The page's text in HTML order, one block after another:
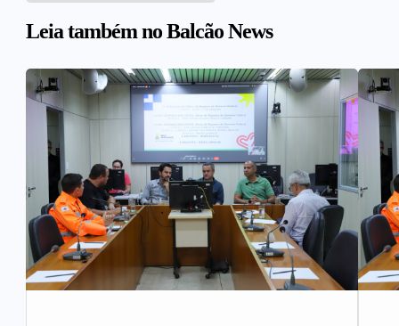
Leia também no Balcão News